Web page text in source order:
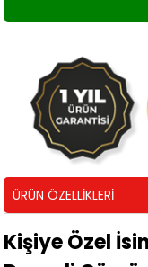
ÜRÜN ÖZELLIKLERI
Kişiye Özel